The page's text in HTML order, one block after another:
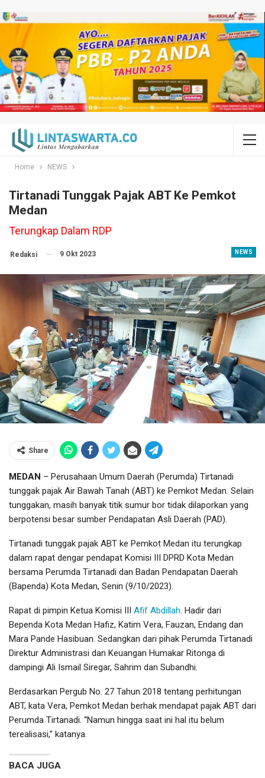
Home NEWS
Tirtanadi Tunggak Pajak ABT Ke Pemkot
Medan
Terungkap Dalam RDP
NEWS
Redaksi 9 Okt 2023
Share
MEDAN – Perusahaan Umum Daerah (Perumda) Tirtanadi
tunggak pajak Air Bawah Tanah (ABT) ke Pemkot Medan. Selain
tunggakan, masih banyak titik sumur bor tidak dilaporkan yang
berpotensi besar sumber Pendapatan Asli Daerah (PAD).
Tirtanadi tunggak pajak ABT ke Pemkot Medan itu terungkap
dalam rapat dengar pendapat Komisi III DPRD Kota Medan
bersama Perumda Tirtanadi dan Badan Pendapatan Daerah
(Bapenda) Kota Medan, Senin (9/10/2023).
Rapat di pimpin Ketua Komisi III Afif Abdillah. Hadir dari
Bependa Kota Medan Hafiz, Katim Vera, Fauzan, Endang dan
Mara Pande Hasibuan. Sedangkan dari pihak Perumda Tirtanadi
Direktur Administrasi dan Keuangan Humakar Ritonga di
dampingi Ali Ismail Siregar, Sahrim dan Subandhi.
Berdasarkan Pergub No. 27 Tahun 2018 tentang perhitungan
ABT, kata Vera, Pemkot Medan berhak mendapat pajak ABT dari
Perumda Tirtanadi. “Namun hingga saat ini hal itu belum
terealisasi,” katanya.
BACA JUGA